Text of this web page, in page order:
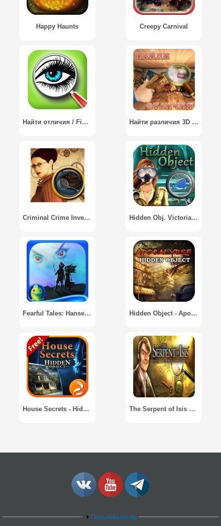
Happy Haunts Creepy Carnival
Найти отличия / Find the Difference Найти различия 3D - Find Me (Найди различия)
Criminal Crime Investigation Hidden Obj. Victoria Atlantis
Fearful Tales: Hansel & Gretel [Full/Unlocked] Hidden Object - Apocalypse
House Secrets - Hidden Object The Serpent of Isis 2: Your Journey Continues / Змей Исиды 2: Путешествие Продолжается
Пользователям